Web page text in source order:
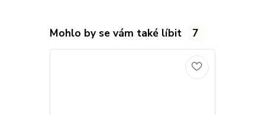
Mohlo by se vám také líbit 7